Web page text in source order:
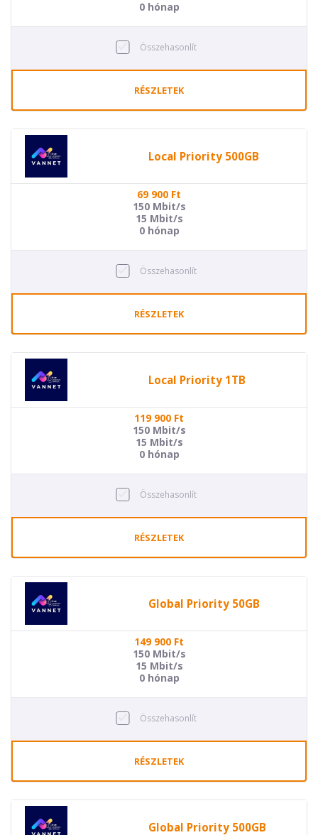
0 hónap
Összehasonlít
RÉSZLETEK
Local Priority 500GB
69 900 Ft
150 Mbit/s
15 Mbit/s
0 hónap
Összehasonlít
RÉSZLETEK
Local Priority 1TB
119 900 Ft
150 Mbit/s
15 Mbit/s
0 hónap
Összehasonlít
RÉSZLETEK
Global Priority 50GB
149 900 Ft
150 Mbit/s
15 Mbit/s
0 hónap
Összehasonlít
RÉSZLETEK
Global Priority 500GB